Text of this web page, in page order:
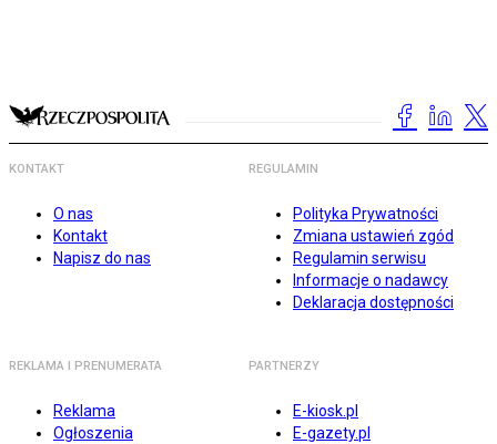
KONTAKT
O nas
Kontakt
Napisz do nas
REGULAMIN
Polityka Prywatności
Zmiana ustawień zgód
Regulamin serwisu
Informacje o nadawcy
Deklaracja dostępności
REKLAMA I PRENUMERATA
Reklama
Ogłoszenia
PARTNERZY
E-kiosk.pl
E-gazety.pl